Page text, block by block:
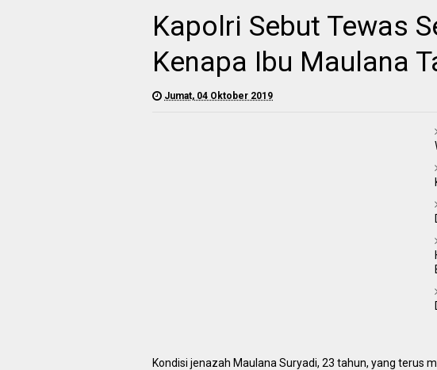
Kapolri Sebut Tewas
Kenapa Ibu Maulana
Jumat, 04 Oktober 2019
Kondisi jenazah Maulana Suryadi, 23 tahun, yang terus